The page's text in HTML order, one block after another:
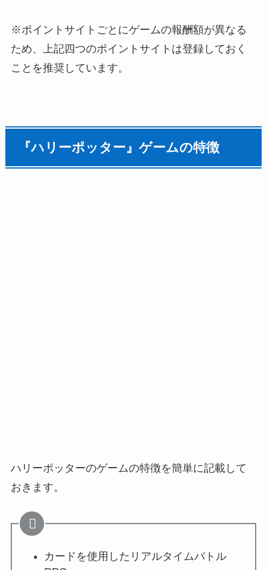
※ポイントサイトごとにゲームの報酬額が異なる
ため、上記四つのポイントサイトは登録しておく
ことを推奨しています。
『ハリーポッター』ゲームの特徴
ハリーポッターのゲームの特徴を簡単に記載して
おきます。
カードを使用したリアルタイムバトル